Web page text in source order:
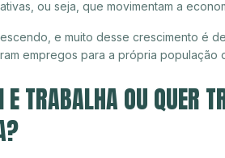
ou seja, que movimentam a
e muito desse crescimento é
empregos para a própria população
E TRABALHA OU QUER